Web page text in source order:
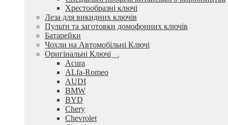
Хрестообразні ключі
Леза для викидних ключів
Пульти та заготовки домофонних ключів
Батарейки
Чохли на Автомобільні Ключі
Оригінальні Ключі
Розгорнуте
Acura
ALfa-Romeo
AUDI
BMW
BYD
Chery
Chevrolet